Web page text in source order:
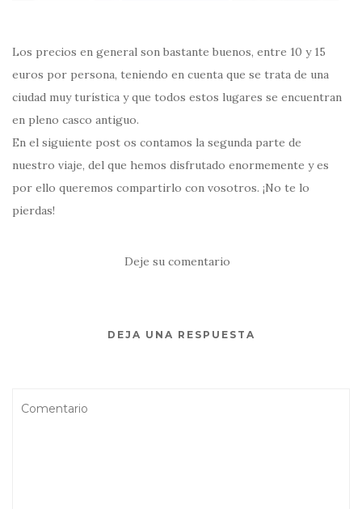
Los precios en general son bastante buenos, entre 10 y 15
euros por persona, teniendo en cuenta que se trata de una
ciudad muy turística y que todos estos lugares se encuentran
en pleno casco antiguo.
En el siguiente post os contamos la segunda parte de
nuestro viaje, del que hemos disfrutado enormemente y es
por ello queremos compartirlo con vosotros. ¡No te lo
pierdas!
Deje su comentario
DEJA UNA RESPUESTA